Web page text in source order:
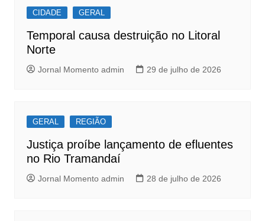
o
o
k
p
p
CIDADE GERAL
Temporal causa destruição no Litoral
Norte
Jornal Momento admin 29 de julho de 2026
GERAL REGIÃO
Justiça proíbe lançamento de efluentes
no Rio Tramandaí
Jornal Momento admin 28 de julho de 2026